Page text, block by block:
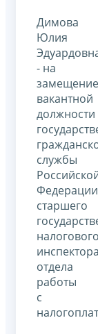
Димова
Юлия
- на
замещение
вакантной
должности
службы
Федерации
старшего
налогового
инспектора
отдела
работы
с